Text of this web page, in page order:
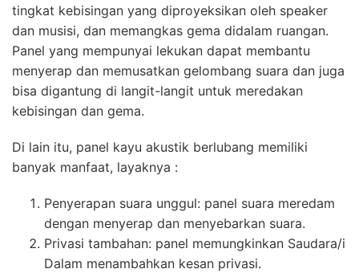
tingkat kebisingan yang diproyeksikan oleh speaker
dan musisi, dan memangkas gema didalam ruangan.
Panel yang mempunyai lekukan dapat membantu
menyerap dan memusatkan gelombang suara dan juga
bisa digantung di langit-langit untuk meredakan
kebisingan dan gema.
Di lain itu, panel kayu akustik berlubang memiliki
banyak manfaat, layaknya :
Penyerapan suara unggul: panel suara meredam
dengan menyerap dan menyebarkan suara.
Privasi tambahan: panel memungkinkan Saudara/i
Dalam menambahkan kesan privasi.